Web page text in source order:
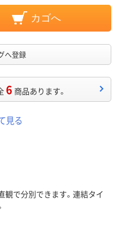
カゴへ
へ登録
6 商品あります。
見る
観で分別できます。連結タイ